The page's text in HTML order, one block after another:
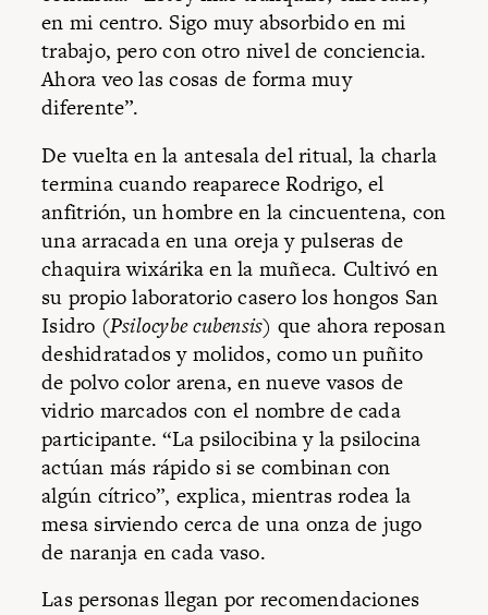
en mi centro. Sigo muy absorbido en mi
trabajo, pero con otro nivel de conciencia.
Ahora veo las cosas de forma muy
diferente”.
De vuelta en la antesala del ritual, la charla
termina cuando reaparece Rodrigo, el
anfitrión, un hombre en la cincuentena, con
una arracada en una oreja y pulseras de
chaquira wixárika en la muñeca. Cultivó en
su propio laboratorio casero los hongos San
Isidro (Psilocybe cubensis) que ahora reposan
deshidratados y molidos, como un puñito
de polvo color arena, en nueve vasos de
vidrio marcados con el nombre de cada
participante. “La psilocibina y la psilocina
actúan más rápido si se combinan con
algún cítrico”, explica, mientras rodea la
mesa sirviendo cerca de una onza de jugo
de naranja en cada vaso.
Las personas llegan por recomendaciones